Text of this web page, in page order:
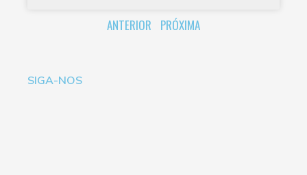
ANTERIOR PRÓXIMA
SIGA-NOS